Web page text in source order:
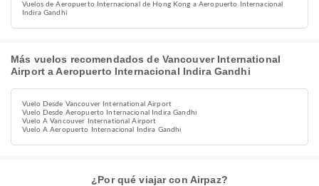
Vuelos de Aeropuerto Internacional de Hong Kong a Aeropuerto Internacional
Indira Gandhi
Más vuelos recomendados de Vancouver International
Airport a Aeropuerto Internacional Indira Gandhi
Vuelo Desde Vancouver International Airport
Vuelo Desde Aeropuerto Internacional Indira Gandhi
Vuelo A Vancouver International Airport
Vuelo A Aeropuerto Internacional Indira Gandhi
¿Por qué viajar con Airpaz?